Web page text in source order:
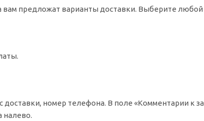
вам предложат варианты доставки. Выберите
номер телефона. В поле «Комментарии к
налево.